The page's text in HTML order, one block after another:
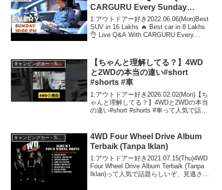
CARGURU Every Sunday
10:00PM
1:アウトドアー好き2022.06.06(Mon)Best
SUV in 16 Lakhs 🔥 Best car in 8 Lakhs
👌 Live Q&A With CARGURU Every
キャンピングカー・SUV人気車種
【ちゃんと理解してる？】4WD
と2WDの本当の違い#short
#shorts #車
1:アウトドアー好き2026.02.02(Mon)【ち
ゃんと理解してる？】4WDと2WDの本当
の違い#short #shorts #車って人気で話題
で...
4WD Four Wheel Drive Album
Terbaik (Tanpa Iklan)
1:アウトドアー好き2021.07.15(Thu)4WD
Four Wheel Drive Album Terbaik (Tanpa
Iklan)って人気で話題らしいぞ、見逃さな